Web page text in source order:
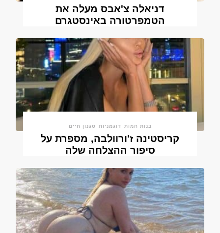
דניאלה צ'אבס מעלה את
הטמפרטורה באינסטגרם
בנות חמות דוגמניות סגנון חיים
קריסטינה ז'ורוולבה, מספרת על
סיפור ההצלחה שלה